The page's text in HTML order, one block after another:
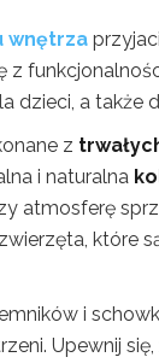
wnętrza
z
dzieci, a także
z
i naturalna
atmosferę
które
i
Upewnij